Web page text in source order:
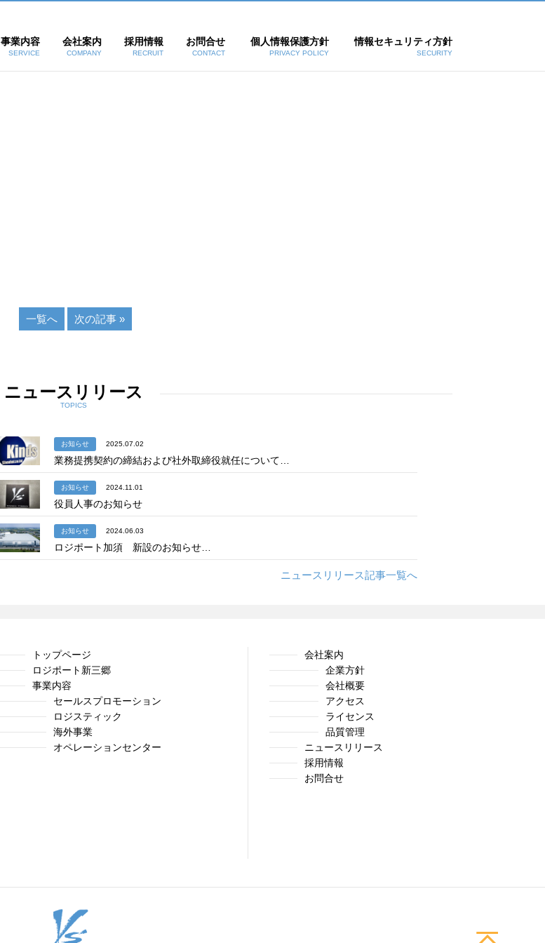
事業内容
SERVICE
会社案内
COMPANY
採用情報
RECRUIT
お問合せ
CONTACT
個人情報保護方針
PRIVACY POLICY
情報セキュリティ方針
SECURITY
一覧へ 次の記事 »
ニュースリリース
TOPICS
お知らせ 2025.07.02
業務提携契約の締結および社外取締役就任について…
お知らせ 2024.11.01
役員人事のお知らせ
お知らせ 2024.06.03
ロジポート加須 新設のお知らせ…
ニュースリリース記事一覧へ
トップページ
ロジポート新三郷
事業内容
セールスプロモーション
ロジスティック
海外事業
オペレーションセンター
会社案内
企業方針
会社概要
アクセス
ライセンス
品質管理
ニュースリリース
採用情報
お問合せ